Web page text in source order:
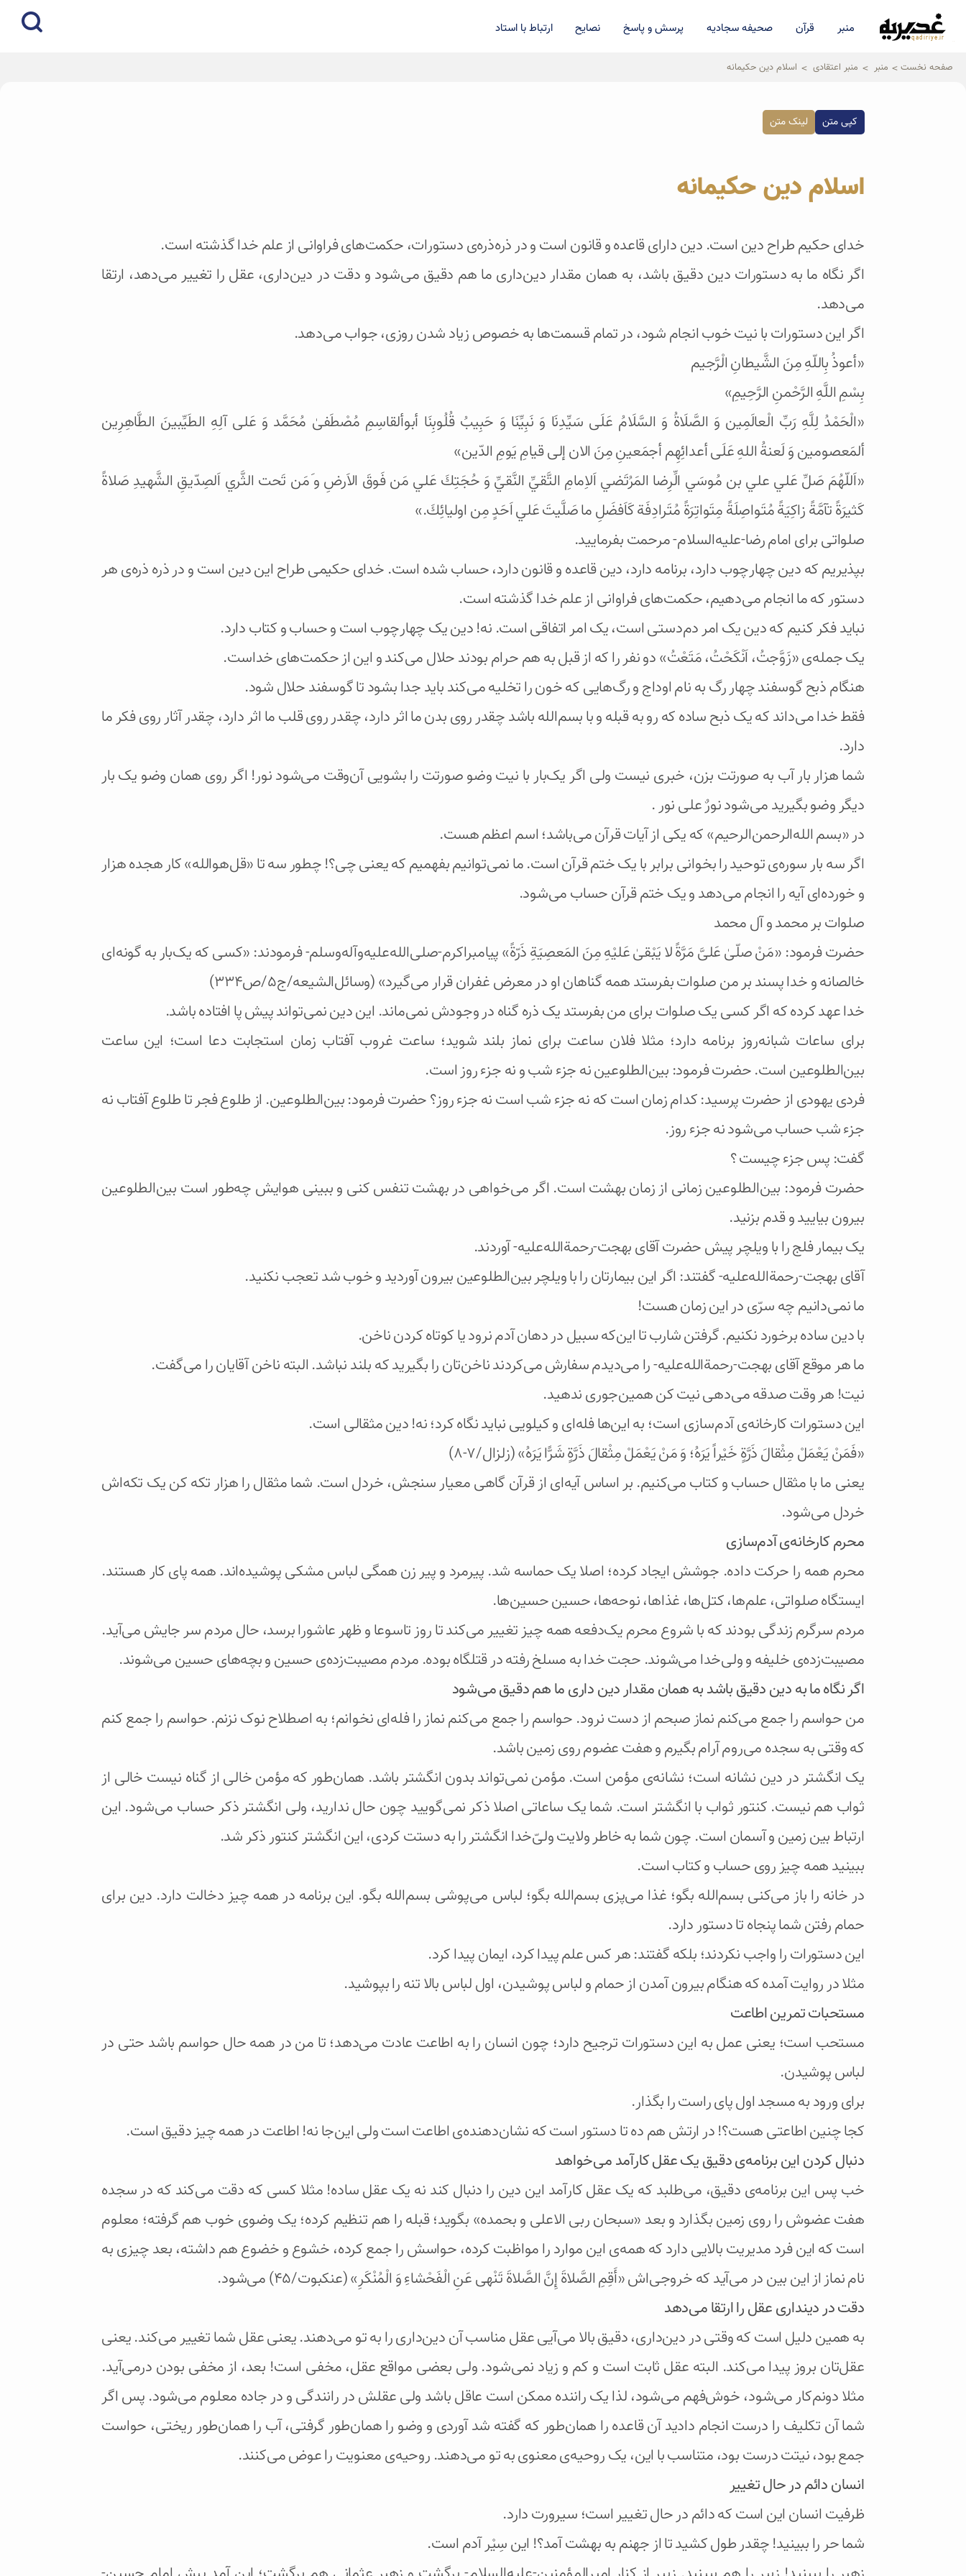
qadiriye.ir
نشریه ی غدیریه-بیانات استاد
منبر قرآن صحیفه سجادیه پرسش و پاسخ نصایح ارتباط با استاد
صفحه نخست منبر منبر اعتقادی اسلام دین حکیمانه
کپی متن لینک متن
اسلام دین حکیمانه
خدای حکیم طراح دین است. دین دارای قاعده و قانون است و در ذره‌ذره‌ی دستورات، حکمت‌های فراوانی از علم خدا گذشته است.
اگر نگاه ما به دستورات دین دقیق باشد، به همان مقدار دین‌داری ما هم دقیق می‌شود و دقت در دین‌داری، عقل را تغییر می‌دهد، ارتقا
می‌دهد.
اگر این دستورات با نیت خوب انجام شود، در تمام قسمت‌ها به خصوص زیاد شدن روزی، جواب می‌دهد.
«أعوذُ بِاللّهِ مِنَ الشَّیطانِ الْرَّجیم
بِسْمِ اللَّهِ الرَّحْمنِ الرَّحِيمِ»
«الْحَمْدُ لِلَّهِ رَبِّ الْعالَمِين وَ الصَّلَاةُ وَ السَّلَامُ عَلَى سَيِّدِنَا وَ نَبِيِّنَا وَ حَبِيبُ قُلُوبِنَا أبوألقاسِمِ مُصْطَفیٰ مُحَمَّد وَ عَلی آلِهِ الطَیِّبینَ الطَّاهِرِين
ألمَعصومین وَ لَعنةُ اللهِ عَلَی أعدائِهِم أجمَعینِ مِنَ الان إلی قیامِ یَومِ الدّین»
«اَللّهُمَ صَلِّ عَلي علي بن مُوسَي الِّرِضا المَرُتَضي اَلاِمامِ التَّقيِّ النَّقيِّ وَ حُجَتِكَ عَلي مَن فَوقَ الاَرضِ و َمَن تَحت الثَّري اَلصِدّيقِ الشَّهيدِ صَلاةً
كَثيرَةً تآمَّةً زاكِيَةً مُتَواصِلَةً مِتَواتِرَةً مُتَرادِفَة كَاَفضَلِ ما صَلَّيتَ عَلي اَحَدٍ مِن اوليائِكَ.»
صلواتی برای امام رضا-علیه‌السلام- مرحمت بفرمایید.
بپذیریم که دین چهارچوب دارد، برنامه دارد، دین قاعده و قانون دارد، حساب شده است. خدای حکیمی طراح این دین است و در ذره ذره‌ی هر
دستور که ما انجام می‌دهیم، حکمت‌های فراوانی از علم خدا گذشته است.
نباید فکر کنیم که دین یک امر دم‌دستی است، یک امر اتفاقی است. نه! دین یک چهار‌چوب است و حساب و کتاب دارد.
یک جمله‌ی «زَوَّجتُ، اَنْکَحْتُ، مَتَعْتُ» دو نفر را که از قبل به هم حرام بودند حلال می‌کند و این از حکمت‌های خداست.
هنگام ذبح گوسفند چهار رگ به نام اوداج و رگ‌هایی که خون را تخلیه می‌کند باید جدا بشود تا گوسفند حلال شود.
فقط‌ خدا می‌داند که یک ذبح ساده‌ که رو به قبله و با بسم‌الله باشد چقدر روی بدن ما اثر دارد، چقدر روی قلب ما اثر دارد، چقدر آثار روی فکر ما
دارد.
شما هزار بار آب به صورتت بزن، خبری نیست ولی اگر یک‌بار با نیت وضو صورتت را بشویی آن‌وقت می‌شود نور! اگر روی همان وضو یک بار
دیگر وضو بگیرید می‌شود نورٌ علی نور .
در «بسم الله‌الرحمن‌الرحیم» که یکی از آیات قرآن می‌باشد؛ اسم اعظم هست.
اگر سه بار سوره‌ی توحید را بخوانی برابر با یک ختم قرآن است. ما نمی‌توانیم بفهمیم که یعنی چی؟! چطور سه تا «قل‌هو‌الله» کار هجده هزار
و خورده‌ای آیه را انجام می‌دهد و یک ختم قرآن حساب می‌شود.
صلوات بر محمد و آل محمد
حضرت فرمود: «مَنْ صلّیٰ عَلیَّ مَرَّةً لا یَبْقیٰ عَلیْهِ مِنَ المَعصِیَةِ ذَرّةً» پیامبراکرم-صلی‌الله‌علیه‌وآله‌وسلم- فرمودند: «کسی که یک‌بار به گونه‌ای
خالصانه و خدا پسند بر من صلوات بفرستد همه گناهان او در معرض غفران قرار می‌گیرد» (وسائل‌الشیعه/ج۵/ص۳۳۴)
خدا عهد کرده که اگر کسی یک صلوات برای من بفرستد یک ذره گناه در وجودش نمی‌ماند. این دین نمی‌تواند پیش پا افتاده باشد.
برای ساعات شبانه‌روز برنامه دارد؛ مثلا فلان ساعت برای نماز بلند شوید؛ ساعت غروب آفتاب زمان استجابت دعا است؛ این ساعت
بین‌الطلوعین است. حضرت فرمود: بین‌الطلوعین نه جزء شب و نه جزء روز است.
فردی یهودی از حضرت پرسید: کدام زمان است که نه جزء شب است نه جزء روز؟ حضرت فرمود: بین‌الطلوعین. از طلوع فجر تا طلوع آفتاب نه
جزء شب حساب می‌شود نه جزء روز.
گفت: پس جزء چیست ؟
حضرت فرمود: بین‌الطلوعین زمانی از زمان بهشت است. اگر می‌خواهی در بهشت تنفس کنی و ببینی هوایش چه‌طور است بین‌الطلوعین
بیرون بیایید و قدم بزنید.
یک بیمار فلج را با ویلچر پیش حضرت آقای بهجت-رحمة‌الله‌علیه- آوردند.
آقای بهجت-رحمة‌الله‌علیه- گفتند: اگر این بیمارتان را با ویلچر بین‌الطلوعین بیرون آوردید و خوب شد تعجب نکنید.
ما نمی‌دانیم چه سرّی در این زمان هست!
با دین ساده برخورد نکنیم. گرفتن شارب تا این‌که سبیل در دهان آدم نرود یا کوتاه کردن ناخن.
ما هر موقع آقای بهجت-رحمة‌الله‌علیه- را می‌دیدم سفارش می‌کردند ناخن‌تان را بگیرید که بلند نباشد. البته ناخن آقایان را می‌گفت.
نیت! هر وقت صدقه می‌دهی نیت کن همین‌جوری ندهید.
این دستورات کارخانه‌ی آدم‌سازی است؛ به این‌ها فله‌ای و کیلویی نباید نگاه کرد؛ نه! دین مثقالی است.
«فَمَنْ يَعْمَلْ مِثْقالَ ذَرَّةٍ خَيْراً يَرَهُ؛ وَ مَنْ يَعْمَلْ مِثْقالَ ذَرَّةٍ شَرًّا يَرَهُ» (زلزال/۷-۸)
یعنی ما با مثقال حساب و کتاب می‌کنیم. بر اساس آیه‌ای از قرآن گاهی معیار سنجش، خردل است. شما مثقال را هزار تکه کن یک تکه‌اش
خردل می‌شود.
محرم کارخانه‌ی آدم‌سازی
محرم همه را حرکت داده. جوشش ایجاد کرده؛ اصلا یک حماسه شد. پیرمرد و پیر زن همگی لباس مشکی پوشیده‌اند. همه پای کار هستند.
ایستگاه صلواتی، علم‌ها، کتل‌ها، غذاها، نوحه‌ها، حسین حسین‌ها.
مردم سرگرم زندگی بودند که با شروع محرم یک‌دفعه همه چیز تغییر می‌کند تا روز تاسوعا و ظهر عاشورا برسد، حال مردم سر جایش می‌آید.
مصیبت‌زده‌ی خلیفه و ولی‌خدا می‌شوند. حجت خدا به مسلخ رفته در قتلگاه بوده. مردم مصیبت‌زده‌ی حسین و بچه‌های حسین می‌شوند.
اگر نگاه ما به دین دقیق باشد به همان مقدار دین داری ما هم دقیق می‌شود
من حواسم را جمع می‌کنم نماز صبحم از دست نرود. حواسم را جمع می‌کنم نماز را فله‌ای نخوانم؛ به اصطلاح نوک نزنم. حواسم را جمع کنم
که وقتی به سجده می‌روم آرام بگیرم و هفت عضوم روی زمین باشد.
یک انگشتر در دین نشانه است؛ نشانه‌ی مؤمن است. مؤمن نمی‌تواند بدون انگشتر باشد. همان‌طور که مؤمن خالی از گناه نیست خالی از
ثواب هم نیست. کنتور ثواب با انگشتر است. شما یک ساعاتی اصلا ذکر نمی‌گویید چون حال ندارید، ولی انگشتر ذکر حساب می‌شود. این
ارتباط بین زمین و آسمان است. چون شما به خاطر ولایت ولی‌ّخدا انگشتر را به دستت کردی، این انگشتر کنتور ذکر شد.
ببینید همه چیز روی حساب و کتاب است.
در خانه را باز می‌کنی بسم‌الله بگو؛ غذا می‌پزی بسم‌الله بگو؛ لباس می‌پوشی بسم‌الله بگو. این برنامه در همه چیز دخالت دارد. دین برای
حمام رفتن شما پنجاه تا دستور دارد.
این دستورات را واجب نکردند؛ بلکه گفتند: هر کس علم پیدا کرد، ایمان پیدا کرد.
مثلا در روایت آمده که هنگام بیرون آمدن از حمام و لباس پوشیدن، اول لباس بالا تنه را بپوشید.
مستحبات تمرین اطاعت
مستحب است؛ یعنی عمل به این دستورات ترجیح دارد؛ چون انسان را به اطاعت عادت می‌دهد؛ تا من در همه حال حواسم باشد حتی در
لباس پوشیدن.
برای ورود به مسجد اول پای راست را بگذار.
کجا چنین اطاعتی هست؟! در ارتش هم ده تا دستور است که نشان‌دهنده‌ی اطاعت است ولی این‌جا نه! اطاعت در همه چیز دقیق است.
دنبال کردن این برنامه‌ی دقیق یک عقل کار‌آمد می‌خواهد
خب پس این برنامه‌ی دقیق، می‌طلبد که یک عقل کارآمد این دین را دنبال کند نه یک عقل ساده! مثلا کسی که دقت می‌کند که در سجده
هفت عضوش را روی زمین بگذارد و بعد «سبحان ربی الاعلی و بحمده» بگوید؛ قبله را هم تنظیم کرده؛ یک وضوی خوب هم گرفته؛ معلوم
است که این فرد مدیریت بالایی دارد که همه‌ی این موارد را مواظبت کرده، حواسش را جمع کرده، خشوع و خضوع هم داشته، بعد چیزی به
نام نماز از این بین در می‌آید که خروجی‌اش «أَقِمِ الصَّلاةَ إِنَّ الصَّلاةَ تَنْهى‌ عَنِ الْفَحْشاءِ وَ الْمُنْكَرِ» (عنکبوت/۴۵) می‌شود.
دقت در دینداری عقل را ارتقا می‌دهد
به همین دلیل است که وقتی در دین‌داری، دقیق بالا می‌آیی عقل مناسب آن دین‌داری را به تو می‌دهند. یعنی عقل شما تغییر می‌کند. یعنی
عقل‌تان بروز پیدا می‌کند. البته عقل ثابت است و کم و زیاد نمی‌شود. ولی بعضی مواقع عقل، مخفی است! بعد، از مخفی بودن درمی‌آید.
مثلا دونم‌کار می‌شود، خوش‌فهم می‌شود، لذا یک راننده ممکن است عاقل باشد ولی عقلش در رانندگی و در جاده معلوم می‌شود. پس اگر
شما آن تکلیف را درست انجام دادید آن قاعده را همان‌طور که گفته شد آوردی و وضو را همان‌طور گرفتی، آب را همان‌طور ریختی، حواست
جمع بود، نیتت درست بود، متناسب با این، یک روحیه‌ی معنوی به تو می‌دهند. روحیه‌ی معنویت را عوض می‌کنند.
انسان دائم در حال تغییر
ظرفیت انسان این است که دائم در حال تغییر است؛ سیرورت دارد.
شما حر را ببینید! چقدر طول کشید تا از جهنم به بهشت آمد؟! این سِیْر آدم است.